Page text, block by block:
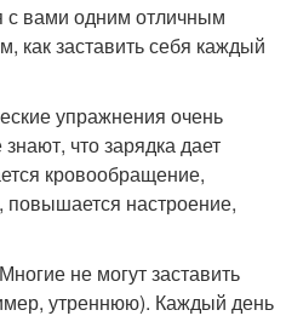
с вами одним отличным
как заставить себя каждый
упражнения очень
что зарядка дает
кровообращение,
настроение,
не могут заставить
утреннюю). Каждый день